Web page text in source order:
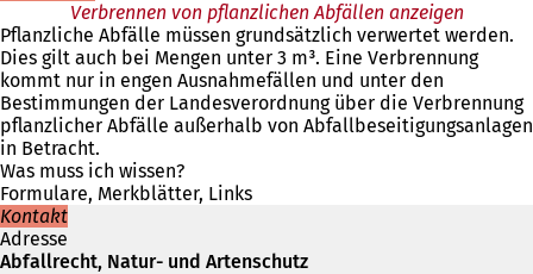
Verbrennen von pflanzlichen Abfällen anzeigen
Pflanzliche Abfälle müssen grundsätzlich verwertet werden.
Dies gilt auch bei Mengen unter 3 m³. Eine Verbrennung
kommt nur in engen Ausnahmefällen und unter den
Bestimmungen der Landesverordnung über die Verbrennung
pflanzlicher Abfälle außerhalb von Abfallbeseitigungsanlagen
in Betracht.
Was muss ich wissen?
Formulare, Merkblätter, Links
Kontakt
Adresse
Abfallrecht, Natur- und Artenschutz